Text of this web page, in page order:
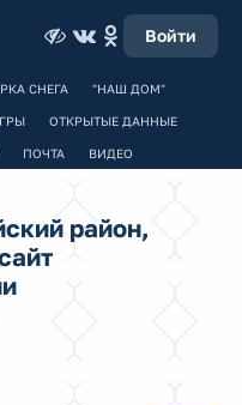
Войти
СНЕГА "НАШ ДОМ"
ОТКРЫТЫЕ ДАННЫЕ
ПОЧТА ВИДЕО
район,